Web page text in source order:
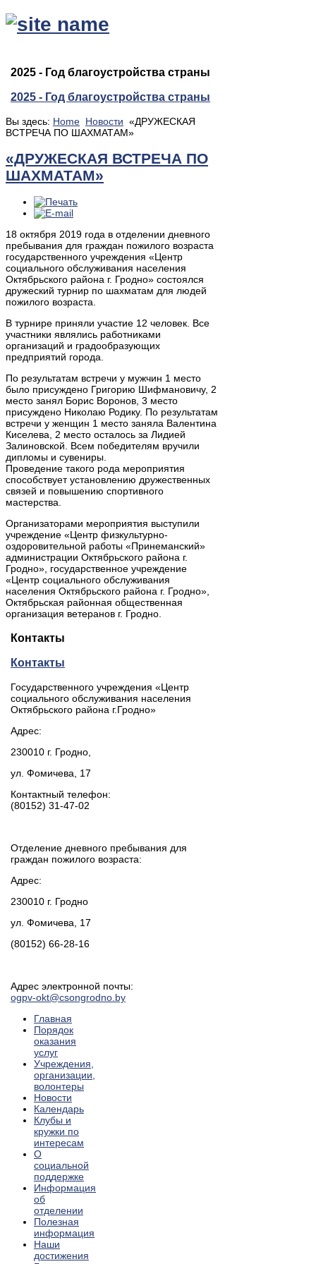
2025 - Год благоустройства страны
2025 - Год благоустройства страны
Вы здесь: Home Новости «ДРУЖЕСКАЯ
ВСТРЕЧА ПО ШАХМАТАМ»
«ДРУЖЕСКАЯ ВСТРЕЧА ПО
ШАХМАТАМ»
18 октября 2019 года в отделении дневного
пребывания для граждан пожилого возраста
государственного учреждения «Центр
социального обслуживания населения
Октябрьского района г. Гродно» состоялся
дружеский турнир по шахматам для людей
пожилого возраста.
В турнире приняли участие 12 человек. Все
участники являлись работниками
организаций и градообразующих
предприятий города.
По результатам встречи у мужчин 1 место
было присуждено Григорию Шифмановичу, 2
место занял Борис Воронов, 3 место
присуждено Николаю Родику. По результатам
встречи у женщин 1 место заняла Валентина
Киселева, 2 место осталось за Лидией
Залиновской. Всем победителям вручили
дипломы и сувениры.
Проведение такого рода мероприятия
способствует установлению дружественных
связей и повышению спортивного
мастерства.
Организаторами мероприятия выступили
учреждение «Центр физкультурно-
оздоровительной работы «Принеманский»
администрации Октябрьского района г.
Гродно», государственное учреждение
«Центр социального обслуживания
населения Октябрьского района г. Гродно»,
Октябрьская районная общественная
организация ветеранов г. Гродно.
Контакты
Контакты
Государственного учреждения «Центр
социального обслуживания населения
Октябрьского района г.Гродно»
Адрес:
230010 г. Гродно,
ул. Фомичева, 17
Контактный телефон:
(80152) 31-47-02
Отделение дневного пребывания для
граждан пожилого возраста:
Адрес:
230010 г. Гродно
ул. Фомичева, 17
(80152) 66-28-16
Адрес электронной почты:
ogpv-okt@csongrodno.by
Главная
Порядок
оказания
услуг
Учреждения,
организации,
волонтеры
Новости
Календарь
Клубы и
кружки по
интересам
О
социальной
поддержке
Информация
об
отделении
Полезная
информация
Наши
достижения